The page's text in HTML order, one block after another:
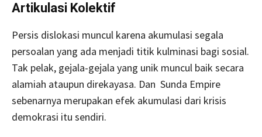
Artikulasi Kolektif
Persis dislokasi muncul karena akumulasi segala
persoalan yang ada menjadi titik kulminasi bagi sosial.
Tak pelak, gejala-gejala yang unik muncul baik secara
alamiah ataupun direkayasa. Dan Sunda Empire
sebenarnya merupakan efek akumulasi dari krisis
demokrasi itu sendiri.